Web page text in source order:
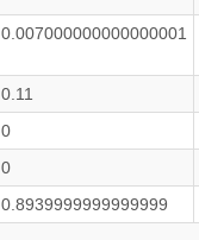
0.007000000000000001
0.11
0
0
0.8939999999999999